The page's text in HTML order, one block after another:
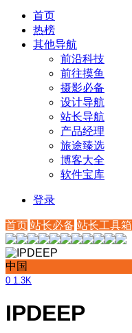
首页
热榜
其他导航
前沿科技
前往摸鱼
摄影必备
设计导航
站长导航
产品经理
旅途臻选
博客大全
软件宝库
登录
首页 站长必备 站长工具箱
中国
0 1.3K
IPDEEP